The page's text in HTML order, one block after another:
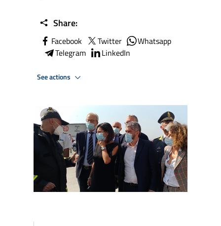
Share:
Facebook Twitter
Whatsapp
Telegram
LinkedIn
See actions